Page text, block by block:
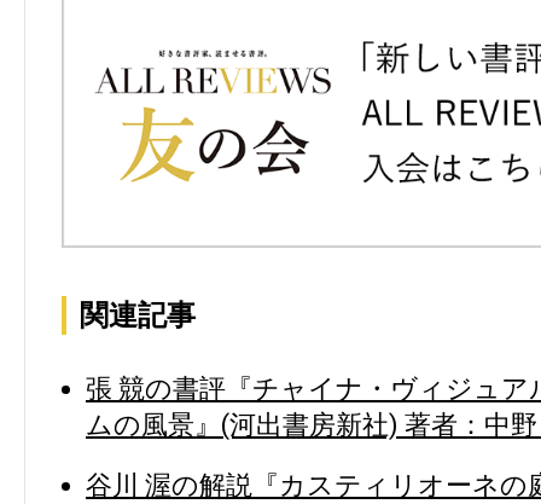
関連記事
張 競の書評『チャイナ・ヴィジュ
ムの風景』(河出書房新社) 著者：中
谷川 渥の解説『カスティリオーネの